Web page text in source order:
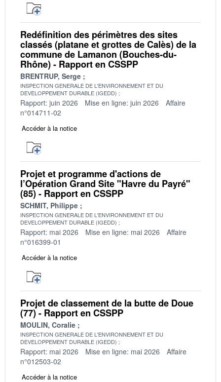
Redéfinition des périmètres des sites
classés (platane et grottes de Calès) de la
commune de Lamanon (Bouches-du-
Rhône) - Rapport en CSSPP
BRENTRUP, Serge
INSPECTION GENERALE DE L'ENVIRONNEMENT ET DU
DEVELOPPEMENT DURABLE (IGEDD)
Rapport: juin 2026 Mise en ligne: juin 2026
Affaire
n°014711-02
Accéder à la notice
Projet et programme d'actions de
l’Opération Grand Site "Havre du Payré"
(85) - Rapport en CSSPP
SCHMIT, Philippe
INSPECTION GENERALE DE L'ENVIRONNEMENT ET DU
DEVELOPPEMENT DURABLE (IGEDD)
Rapport: mai 2026 Mise en ligne: mai 2026
Affaire
n°016399-01
Accéder à la notice
Projet de classement de la butte de Doue
(77) - Rapport en CSSPP
MOULIN, Coralie
INSPECTION GENERALE DE L'ENVIRONNEMENT ET DU
DEVELOPPEMENT DURABLE (IGEDD)
Rapport: mai 2026 Mise en ligne: mai 2026
Affaire
n°012503-02
Accéder à la notice